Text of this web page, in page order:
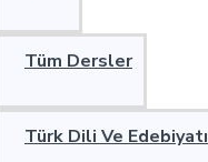
Tüm Dersler
Türk Dili Ve Edebiyatı